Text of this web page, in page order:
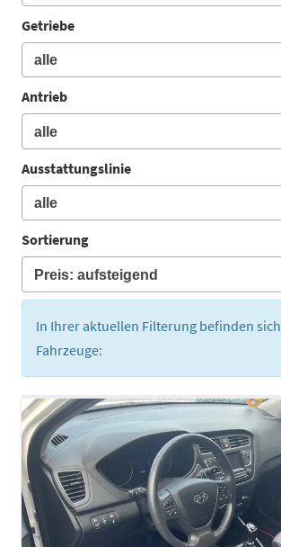
Getriebe
Antrieb
Ausstattungslinie
Sortierung
In Ihrer aktuellen Filterung befinden sich
Fahrzeuge: